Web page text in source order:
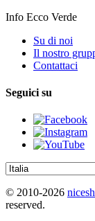
Info Ecco Verde
Su di noi
Il nostro
Contattaci
Seguici su
© 2010-2026
reserved.